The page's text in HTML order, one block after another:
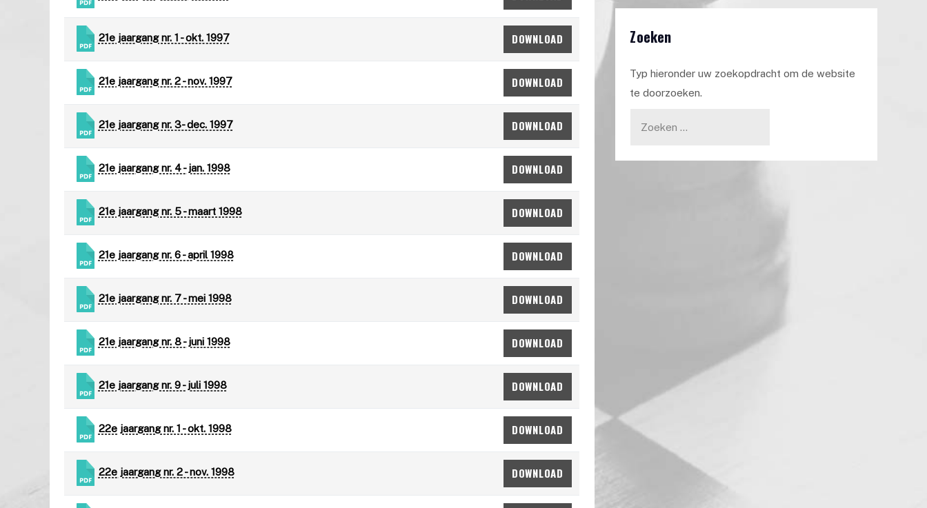
21e jaargang nr. 1 - okt. 1997 DOWNLOAD
21e jaargang nr. 2 - nov. 1997 DOWNLOAD
21e jaargang nr. 3- dec. 1997 DOWNLOAD
21e jaargang nr. 4 - jan. 1998 DOWNLOAD
21e jaargang nr. 5 - maart 1998 DOWNLOAD
21e jaargang nr. 6 - april 1998 DOWNLOAD
21e jaargang nr. 7 - mei 1998 DOWNLOAD
21e jaargang nr. 8 - juni 1998 DOWNLOAD
21e jaargang nr. 9 - juli 1998 DOWNLOAD
22e jaargang nr. 1 - okt. 1998 DOWNLOAD
22e jaargang nr. 2 - nov. 1998 DOWNLOAD
Zoeken
Typ hieronder uw zoekopdracht om de website
te doorzoeken.